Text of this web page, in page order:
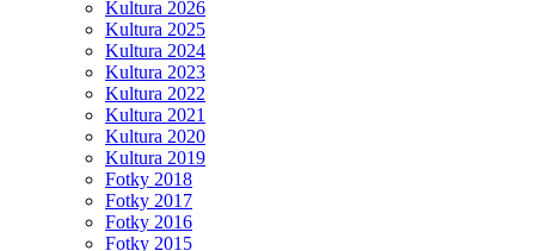
Kultura 2026
Kultura 2025
Kultura 2024
Kultura 2023
Kultura 2022
Kultura 2021
Kultura 2020
Kultura 2019
Fotky 2018
Fotky 2017
Fotky 2016
Fotky 2015